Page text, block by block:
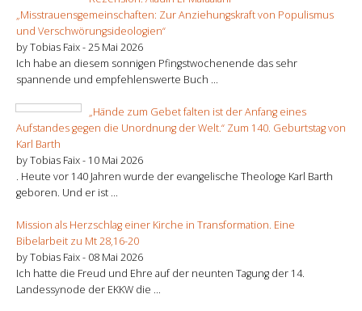
„Misstrauensgemeinschaften: Zur Anziehungskraft von Populismus
und Verschwörungsideologien“
by Tobias Faix -25 Mai 2026
Ich habe an diesem sonnigen Pfingstwochenende das sehr
spannende und empfehlenswerte Buch ...
„Hände zum Gebet falten ist der Anfang eines
Aufstandes gegen die Unordnung der Welt.“ Zum 140. Geburtstag von
Karl Barth
by Tobias Faix - 10 Mai 2026
. Heute vor 140 Jahren wurde der evangelische Theologe Karl Barth
geboren. Und er ist ...
Mission als Herzschlag einer Kirche in Transformation. Eine
Bibelarbeit zu Mt 28,16-20
by Tobias Faix - 08 Mai 2026
Ich hatte die Freud und Ehre auf der neunten Tagung der 14.
Landessynode der EKKW die ...